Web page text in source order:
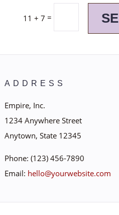
11 + 7 =
ADDRESS
Empire, Inc.
1234 Anywhere Street
Anytown, State 12345
Phone: (123) 456-7890
Email: hello@yourwebsite.com